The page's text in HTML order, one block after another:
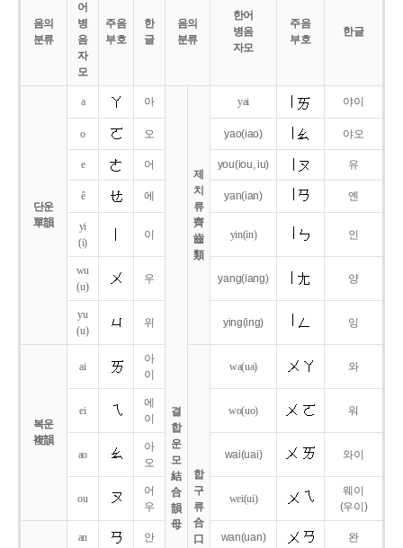
음의
분류
어
병
음
자
모
주음
부호
한
글
음의
분류
한어
병음
자모
주음
부호
한글
단운
單韻
a 아
결
합
운
모
結
合
韻
母
제
치
류
齊
齒
類
yai 야이
o 오 yao(iao) 야오
e 어 you(iou,iu) 유
ê 에 yan(ian) 옌
yi
(i)
이 yin(in) 인
wu
(u)
우 yang(iang) 양
yu
(u)
위 ying(ing) 잉
복운
複韻
ai
아
이
합
구
류
合
口
wa(ua) 와
ei
에
이
wo(uo) 워
ao
아
오
wai(uai) 와이
ou
어
우
wei(ui)
웨이
(우이)
an 안 wan(uan) 완